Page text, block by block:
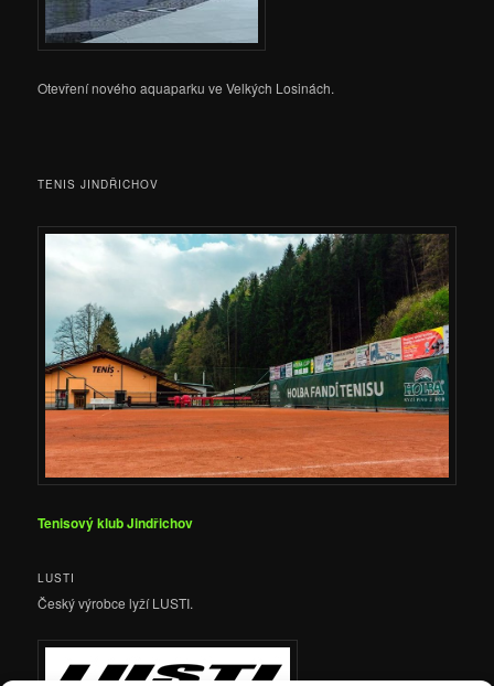
Otevření nového aquaparku ve Velkých Losinách.
TENIS JINDŘICHOV
Tenisový klub Jindřichov
LUSTI
Český výrobce lyží LUSTI.